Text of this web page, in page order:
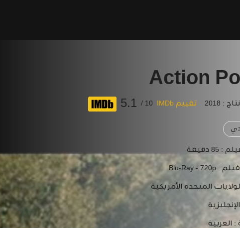
Action
: 2018 تقييم IMDb 10 /
5.1
: 85 دقيقة
:
Blu-Ray - 720p
الولايات المتحدة الأمريكية
الإنجليزية
: العربية